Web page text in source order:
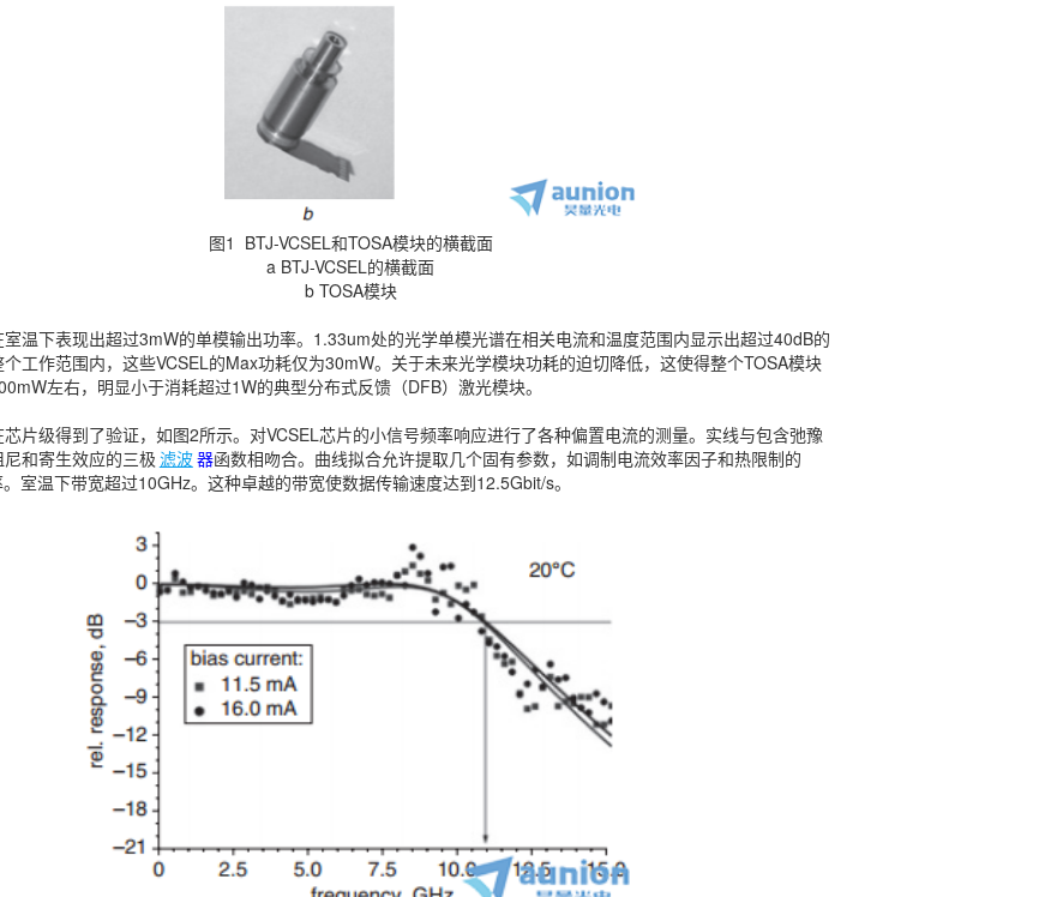
图1 BTJ-VCSEL和TOSA模块的横截面
a BTJ-VCSEL的横截面
b TOSA模块
温下表现出超过3mW的单模输出功率。1.33um处的光学单模光谱在相关电流和温度范围内显示出超过40dB的
工作范围内，这些VCSEL的Max功耗仅为30mW。关于未来光学模块功耗的迫切降低，这使得整个TOSA模块
左右，明显小于消耗超过1W的典型分布式反馈（DFB）激光模块。
片级得到了验证，如图2所示。对VCSEL芯片的小信号频率响应进行了各种偏置电流的测量。实线与包含弛豫
和寄生效应的三极滤波器函数相吻合。曲线拟合允许提取几个固有参数，如调制电流效率因子和热限制的
室温下带宽超过10GHz。这种卓越的带宽使数据传输速度达到12.5Gbit/s。